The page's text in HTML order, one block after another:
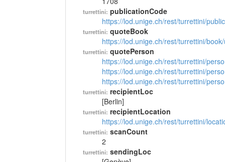
turrettini: publicationCode
https://lod.unige.ch/rest/turrettini/
turrettini: quoteBook
https://lod.unige.ch/rest/turrettini/
turrettini: quotePerson
https://lod.unige.ch/rest/turrettini/
https://lod.unige.ch/rest/turrettini/
https://lod.unige.ch/rest/turrettini/
turrettini: recipientLoc
[Berlin]
turrettini: recipientLocation
https://lod.unige.ch/rest/turrettini/
turrettini: scanCount
2
turrettini: sendingLoc